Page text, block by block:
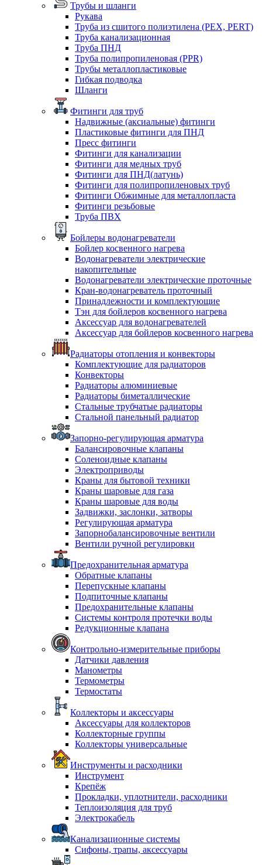
Трубы и шланги
Рукава
Труба из сшитого полиэтилена (PEX, PERT)
Труба канализационная
Труба ПНД
Труба полипропиленовая (PPR)
Трубы металлопластиковые
Гибкая подводка
Шланги
Фитинги для труб
Надвижные (аксиальные) фитинги
Пластиковые фитинги для ПНД
Пресс фитинги
Фитинги для канализации
Фитинги для медных труб
Фитинги для ПНД(латунь)
Фитинги для полипропиленовых труб
Фитинги Обжимные для металлопласта
Фитинги резьбовые
Труба ПВХ
Бойлеры водонагреватели
Бойлер косвенного нагрева
Водонагреватели электрические
накопительные
Водонагреватели электрические проточные
Кран-водонагреватель проточный
Принадлежности и комплектующие
Тэн для бойлеров косвенного нагрева
Аксессуар для водонагревателей
Аксессуар для бойлеров косвенного нагрева
Радиаторы отопления и конвекторы
Комплектующие для радиаторов
Конвекторы
Радиаторы алюминиевые
Радиаторы биметаллические
Стальные трубчатые радиаторы
Стальной панельный радиатор
Запорно-регулирующая арматура
Балансировочные клапаны
Соленоидные клапаны
Электроприводы
Краны для бытовой техники
Краны шаровые для газа
Краны шаровые для воды
Задвижки, заслонки, затворы
Регулирующая арматура
Запорнобалансировочные вентили
Вентили ручной регулировки
Предохранительная арматура
Обратные клапаны
Перепускные клапаны
Подпиточные клапаны
Предохранительные клапаны
Системы контроля протечки воды
Редукционные клапана
Контрольно-измерительные приборы
Датчики давления
Манометры
Термометры
Термостаты
Коллекторы и аксессуары
Аксессуары для коллекторов
Коллекторные группы
Коллекторы универсальные
Инструменты и расходники
Инструмент
Крепёж
Прокладки, уплотнители, расходники
Теплоизоляция для труб
Электрокабель
Канализационные системы
Сифоны, трапы, аксессуары